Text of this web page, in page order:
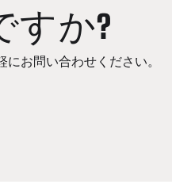
すか?
お問い合わせください。